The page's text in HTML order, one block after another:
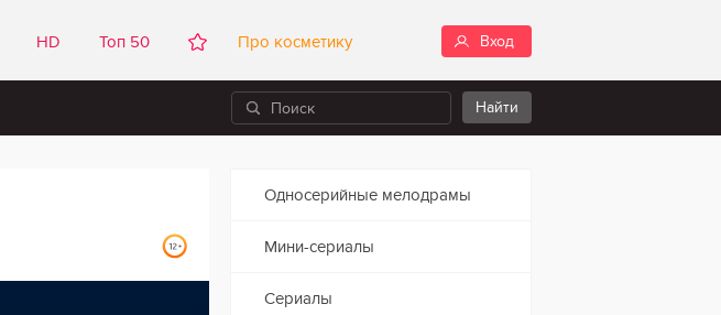
HD Топ 50 Про косметику Вход
Односерийные мелодрамы
Мини-сериалы
Сериалы